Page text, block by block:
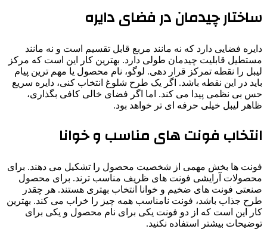
ساختار چیدمان در فضای دایره
دایره فضایی دارد که نه مانند مربع قابل تقسیم است و نه مانند
مستطیل قابلیت چیدمان طولی دارد. بهترین کار این است که مرکز
لیبل را نقطه تمرکز قرار دهی. لوگو، نام محصول یا مهم ترین پیام
باید در این نقطه باشد. اگر یک طرح شلوغ انتخاب کنی، دایره سریع
حس بی نظمی پیدا می کند. اما اگر فضای خالی کافی بگذاری،
ظاهر لیبل خیلی حرفه ای تر خواهد بود.
انتخاب فونت های مناسب و خوانا
فونت ها بخش مهمی از شخصیت محصول را تشکیل می دهند. برای
محصولات آرایشی فونت های ظریف مناسب ترند. برای محصول
صنعتی فونت های ضخیم و خوانا انتخاب بهتری هستند. هر چقدر
طرح جذاب باشد، فونت نامناسب همه چیز را خراب می کند. بهترین
کار این است که از دو فونت یکی برای نام محصول و یکی برای
توضیحات بیشتر استفاده نکنید.